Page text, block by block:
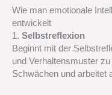
Wie man emotionale
entwickelt
1. Selbstreflexion
Beginnt mit der
und Verhaltensmuster
Schwächen und arbeitet